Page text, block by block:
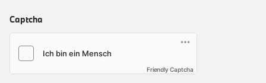
Captcha
Friendly Captcha